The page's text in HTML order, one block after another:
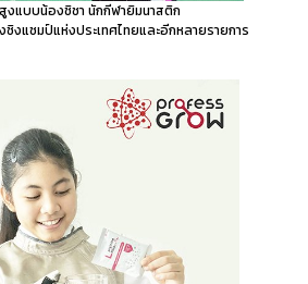
งแบบน้องชิชา นักกีฬายิมนาสติก
งแชมป์แห่งประเทศไทยและอีกหลายรายการ